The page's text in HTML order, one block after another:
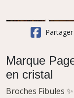
Partager
Marque
en cristal
Broches Fibules